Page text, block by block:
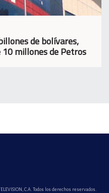
de bolívares,
millones de Petros
C.A. Todos los derechos reservados.